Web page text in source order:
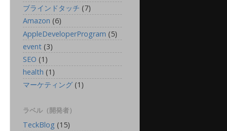
ブラインドタッチ (7)
Amazon (6)
AppleDeveloperProgram (5)
event (3)
SEO (1)
health (1)
マーケティング (1)
ラベル（開発者）
TeckBlog (15)